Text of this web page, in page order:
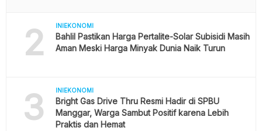
2 INIEKONOMI
Bahlil Pastikan Harga Pertalite-Solar Subisidi Masih
Aman Meski Harga Minyak Dunia Naik Turun
3 INIEKONOMI
Bright Gas Drive Thru Resmi Hadir di SPBU
Manggar, Warga Sambut Positif karena Lebih
Praktis dan Hemat